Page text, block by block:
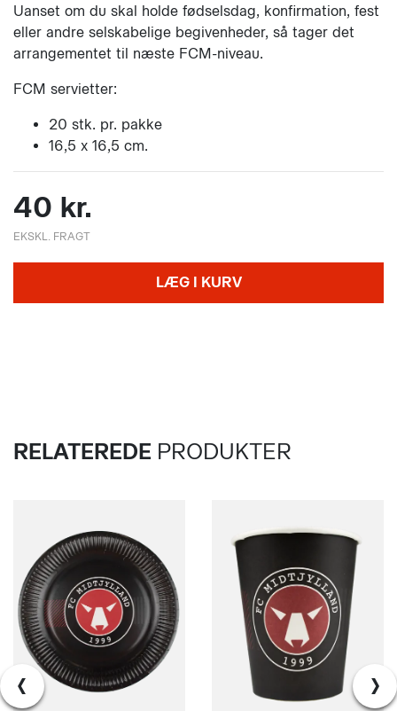
Uanset om du skal holde fødselsdag, konfirmation, fest
eller andre selskabelige begivenheder, så tager det
arrangementet til næste FCM-niveau.
FCM servietter:
20 stk. pr. pakke
16,5 x 16,5 cm.
40 kr.
EKSKL. FRAGT
LÆG I KURV
RELATEREDE PRODUKTER
‹ ›